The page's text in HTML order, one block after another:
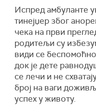
Испред амбуланте
тинејџер због
чека на први
родитељи су
види се
док је дете
се лечи и не
број на ваги
успех у животу.